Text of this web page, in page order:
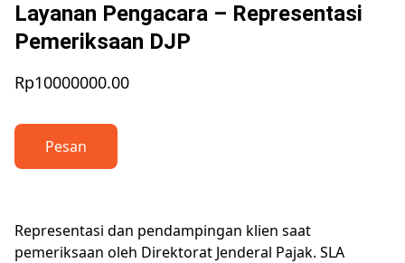
Layanan Pengacara – Representasi
Pemeriksaan DJP
Rp10000000.00
Pesan
Representasi dan pendampingan klien saat
pemeriksaan oleh Direktorat Jenderal Pajak. SLA